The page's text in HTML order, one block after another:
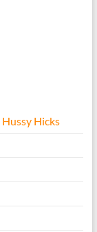
Hicks